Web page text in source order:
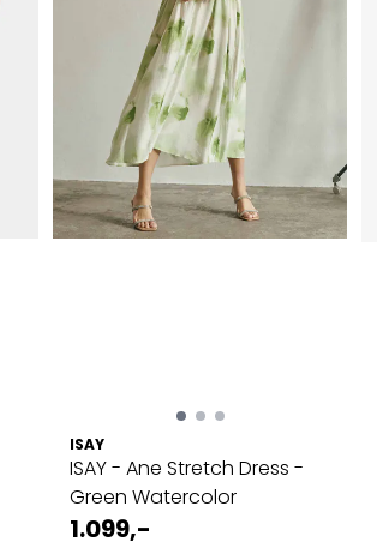
ISAY
ISAY - Ane Stretch Dress -
Green Watercolor
1.099,-